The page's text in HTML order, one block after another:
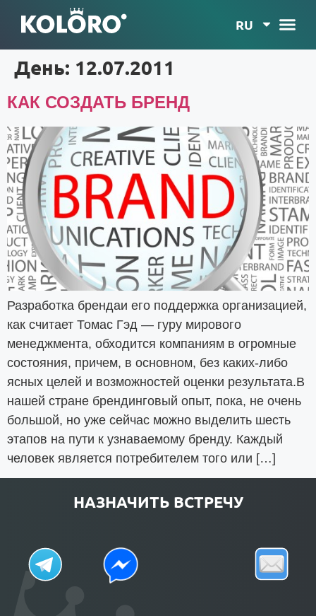
RU
День: 12.07.2011
КАК СОЗДАТЬ БРЕНД
Разработка брендаи его поддержка организацией,
как считает Томас Гэд — гуру мирового
менеджмента, обходится компаниям в огромные
состояния, причем, в основном, без каких-либо
ясных целей и возможностей оценки результата.В
нашей стране брендинговый опыт, пока, не очень
большой, но уже сейчас можно выделить шесть
этапов на пути к узнаваемому бренду. Каждый
человек является потребителем того или […]
НАЗНАЧИТЬ ВСТРЕЧУ